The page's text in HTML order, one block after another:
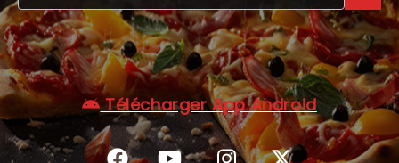
C.G.V
Télécharger App Android